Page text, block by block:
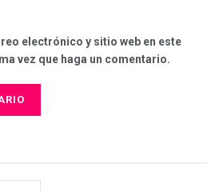
electrónico y sitio web en este
vez que haga un comentario.